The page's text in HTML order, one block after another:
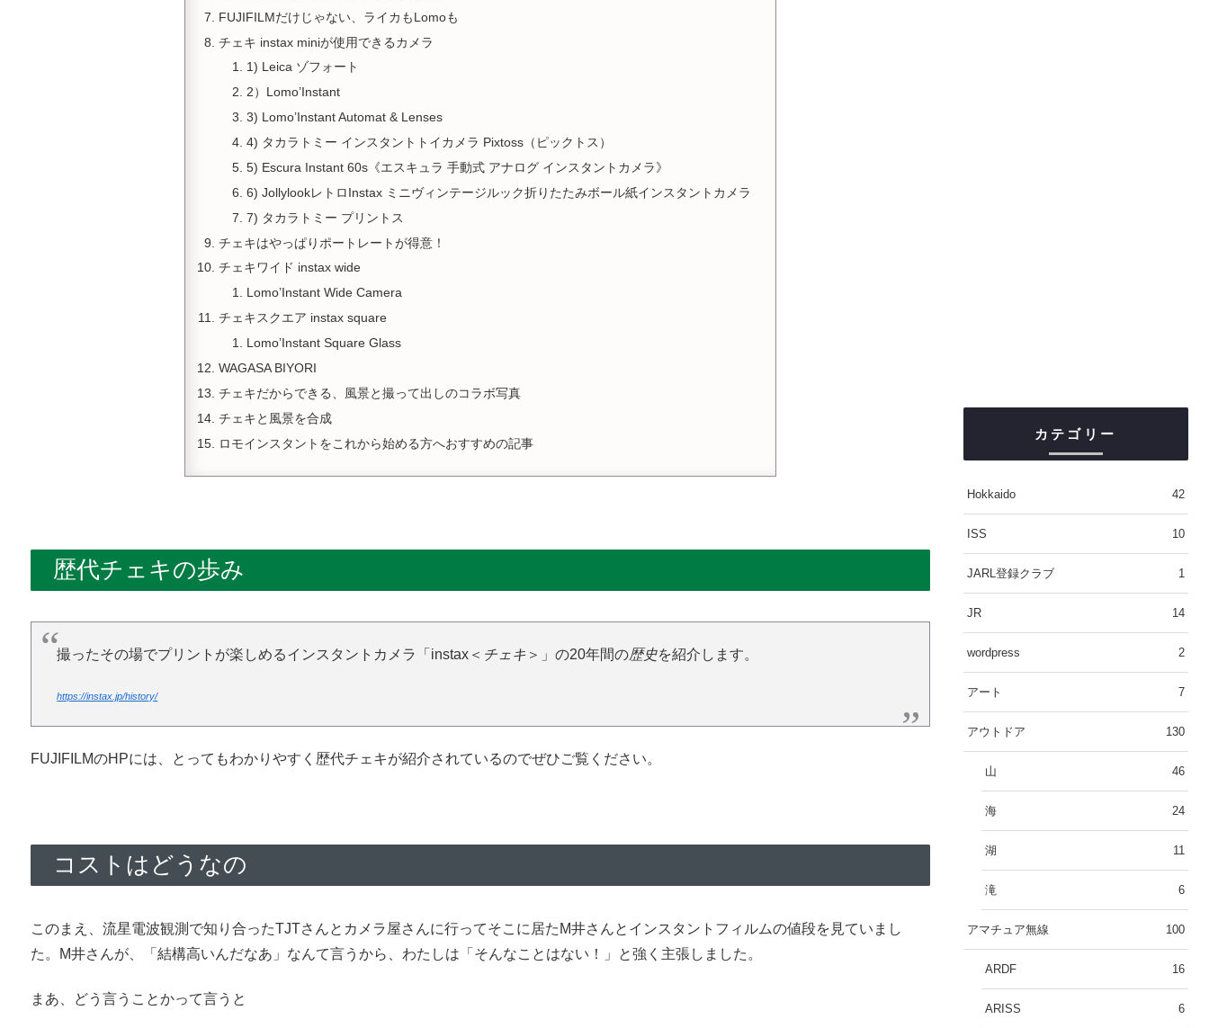
FUJIFILMだけじゃない、ライカもLomoも
チェキ instax miniが使用できるカメラ
1) Leica ゾフォート
2）Lomo’Instant
3) Lomo’Instant Automat & Lenses
4) タカラトミー インスタントトイカメラ Pixtoss（ピックトス）
5) Escura Instant 60s《エスキュラ 手動式 アナログ インスタントカメラ》
6) JollylookレトロInstax ミニヴィンテージルック折りたたみボール紙インスタントカメラ
7) タカラトミー プリントス
チェキはやっぱりポートレートが得意！
チェキワイド instax wide
Lomo’Instant Wide Camera
チェキスクエア instax square
Lomo’Instant Square Glass
WAGASA BIYORI
チェキだからできる、風景と撮って出しのコラボ写真
チェキと風景を合成
ロモインスタントをこれから始める方へおすすめの記事
歴代チェキの歩み
撮ったその場でプリントが楽しめるインスタントカメラ「instax＜ チェキ ＞」の20年間の歴史を紹介します。
https://instax.jp/history/
FUJIFILMのHPには、とってもわかりやすく歴代チェキが紹介されているのでぜひご覧ください。
コストはどうなの
このまえ、流星電波観測で知り合ったTJTさんとカメラ屋さんに行ってそこに居たM井さんとインスタントフィルムの値段を見ていまし
た。M井さんが、「結構高いんだなあ」なんて言うから、わたしは「そんなことはない！」と強く主張しました。
まあ、どう言うことかって言うと
カテゴリー
Hokkaido 42
ISS 10
JARL登録クラブ 1
JR 14
wordpress 2
アート 7
アウトドア 130
山 46
海 24
湖 11
滝 6
アマチュア無線 100
ARDF 16
ARISS 6